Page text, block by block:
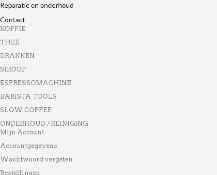
Reparatie en onderhoud
Contact
KOFFIE
THEE
DRANKEN
SIROOP
ESPRESSOMACHINE
BARISTA TOOLS
SLOW COFFEE
ONDERHOUD / REINIGING
Mijn Account
Accountgegevens
Wachtwoord vergeten
Bestellingen